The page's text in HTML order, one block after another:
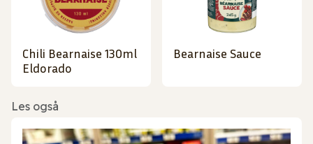
Chili Bearnaise 130ml
Eldorado
Bearnaise Sauce
Les også